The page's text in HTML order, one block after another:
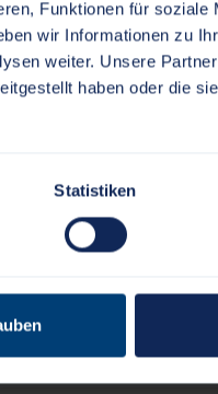
Funktionen für soziale
wir Informationen zu
weiter. Unsere
haben oder die
Statistiken
Öffentlicher
24837 Schleswig